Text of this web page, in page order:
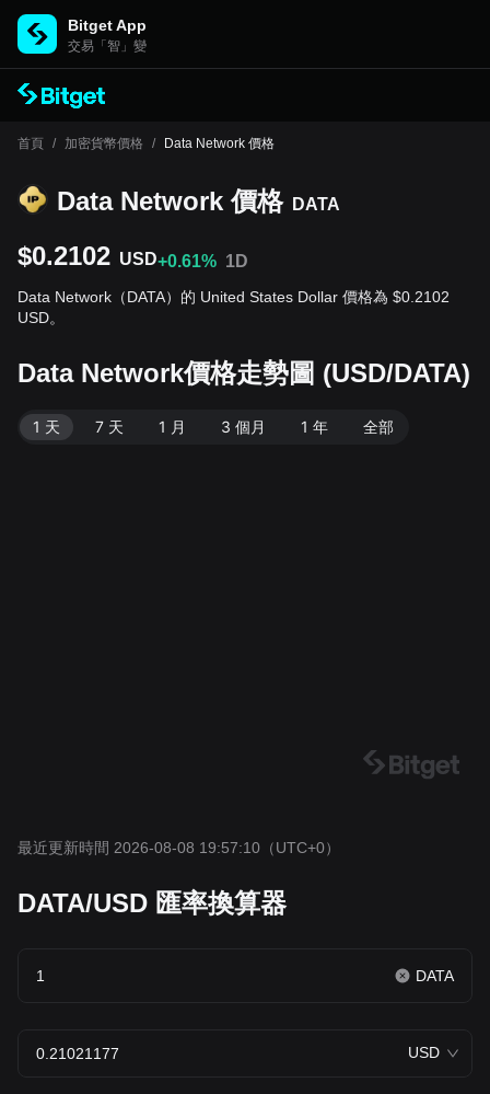
Bitget App
交易「智」變
首頁 / 加密貨幣價格 / Data Network 價格
Data Network 價格 DATA
$0.2102 USD+0.61% 1D
Data Network（DATA）的 United States Dollar 價格為 $0.2102
USD。
Data Network價格走勢圖 (USD/DATA)
1 天 7 天 1 月 3 個月 1 年 全部
最近更新時間 2026-08-08 19:57:10 （UTC+0）
DATA/USD 匯率換算器
DATA
USD